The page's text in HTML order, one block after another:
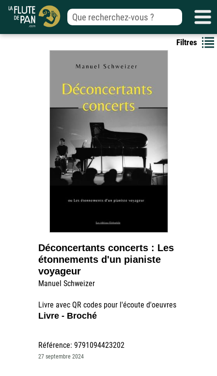
Filtres
Déconcertants concerts : Les
étonnements d'un pianiste
voyageur
Manuel Schweizer
Livre avec QR codes pour l'écoute d'oeuvres
Livre - Broché
Référence: 9791094423202
27 septembre 2024